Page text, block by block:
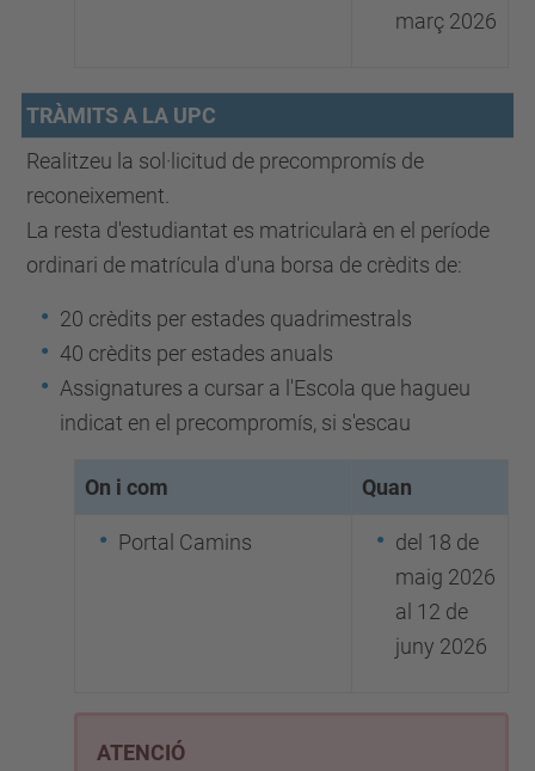
març 2026
TRÀMITS A LA UPC
Realitzeu la sol·licitud de precompromís de
reconeixement.
La resta d'estudiantat es matricularà en el període
ordinari de matrícula d'una borsa de crèdits de:
20 crèdits per estades quadrimestrals
40 crèdits per estades anuals
Assignatures a cursar a l'Escola que hagueu
indicat en el precompromís, si s'escau
On i com Quan
Portal Camins
del 18 de
maig 2026
al 12 de
juny 2026
ATENCIÓ